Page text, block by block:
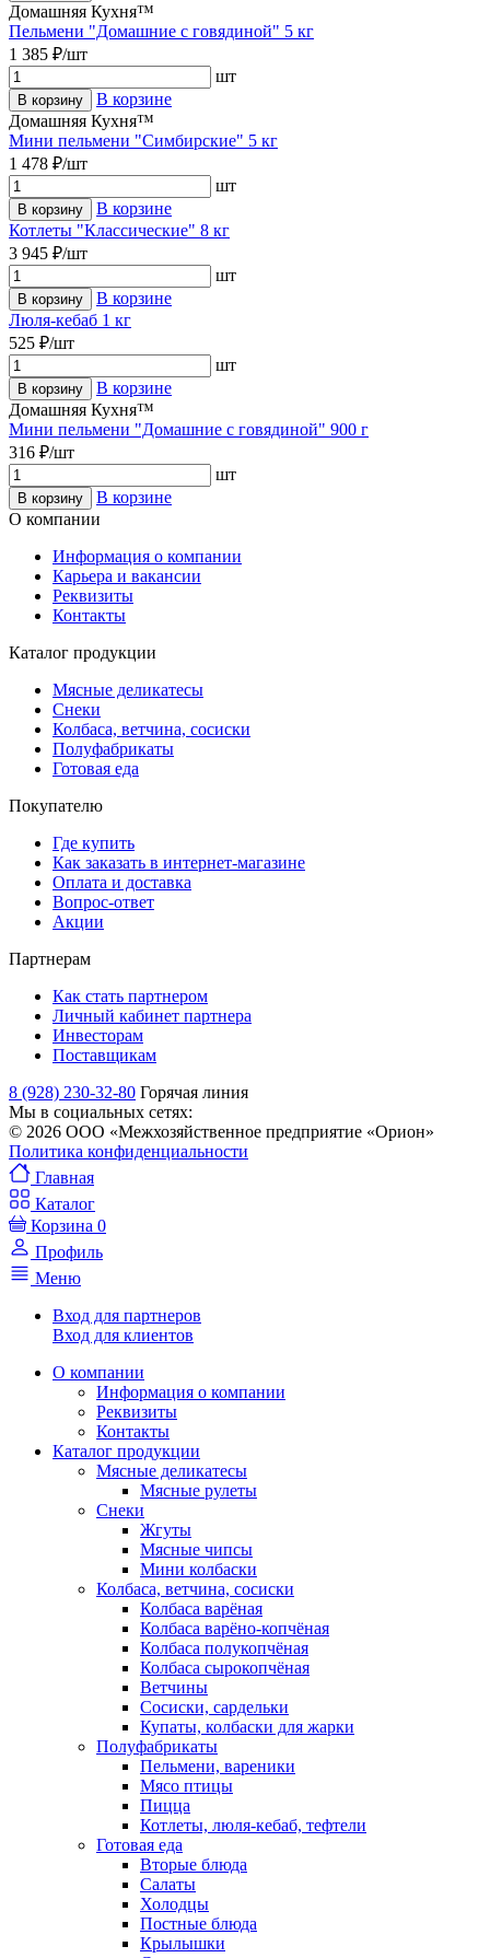
Домашняя Кухня™
Пельмени "Домашние с говядиной" 5 кг
1 385 ₽/шт
шт
В корзину
В корзине
Домашняя Кухня™
Мини пельмени "Симбирские" 5 кг
1 478 ₽/шт
шт
В корзину
В корзине
Котлеты "Классические" 8 кг
3 945 ₽/шт
шт
В корзину
В корзине
Люля-кебаб 1 кг
525 ₽/шт
шт
В корзину
В корзине
Домашняя Кухня™
Мини пельмени "Домашние с говядиной" 900 г
316 ₽/шт
шт
В корзину
В корзине
О компании
Информация о компании
Карьера и вакансии
Реквизиты
Контакты
Каталог продукции
Мясные деликатесы
Снеки
Колбаса, ветчина, сосиски
Полуфабрикаты
Готовая еда
Покупателю
Где купить
Как заказать в интернет-магазине
Оплата и доставка
Вопрос-ответ
Акции
Партнерам
Как стать партнером
Личный кабинет партнера
Инвесторам
Поставщикам
8 (928) 230-32-80 Горячая линия
Мы в социальных сетях:
© 2026 ООО «Межхозяйственное предприятие «Орион»
Политика конфиденциальности
Главная
Каталог
Корзина 0
Профиль
Меню
Вход для партнеров
Вход для клиентов
О компании
Информация о компании
Реквизиты
Контакты
Каталог продукции
Мясные деликатесы
Мясные рулеты
Снеки
Жгуты
Мясные чипсы
Мини колбаски
Колбаса, ветчина, сосиски
Колбаса варёная
Колбаса варёно-копчёная
Колбаса полукопчёная
Колбаса сырокопчёная
Ветчины
Сосиски, сардельки
Купаты, колбаски для жарки
Полуфабрикаты
Пельмени, вареники
Мясо птицы
Пицца
Котлеты, люля-кебаб, тефтели
Готовая еда
Вторые блюда
Салаты
Холодцы
Постные блюда
Крылышки